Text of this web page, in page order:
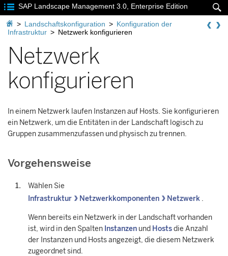

 SAP Landscape Management 3.0, Enterprise Edition
 > Landschaftskonfiguration > Konfiguration der
Infrastruktur > Netzwerk konfigurieren
Netzwerk
konfigurieren
In einem Netzwerk laufen Instanzen auf Hosts. Sie konfigurieren
ein Netzwerk, um die Entitäten in der Landschaft logisch zu
Gruppen zusammenzufassen und physisch zu trennen.
Vorgehensweise
Wählen Sie
Infrastruktur
Netzwerkkomponenten Netzwerk .
Wenn bereits ein Netzwerk in der Landschaft vorhanden
ist, wird in den Spalten Instanzen und Hostsdie Anzahl
der Instanzen und Hosts angezeigt, die diesem Netzwerk
zugeordnet sind.